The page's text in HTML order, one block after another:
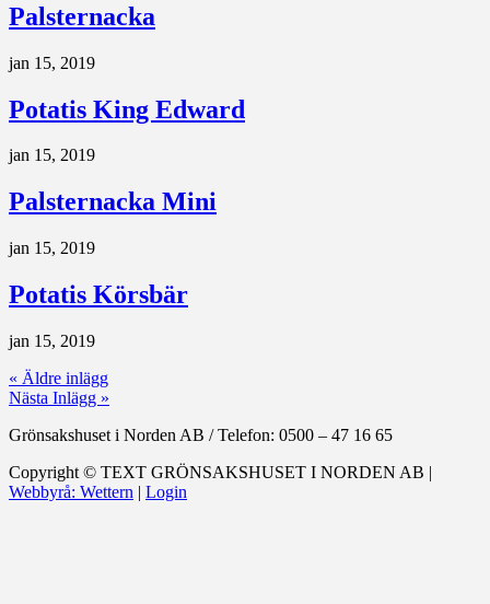
Palsternacka
jan 15, 2019
Potatis King Edward
jan 15, 2019
Palsternacka Mini
jan 15, 2019
Potatis Körsbär
jan 15, 2019
« Äldre inlägg
Nästa Inlägg »
Grönsakshuset i Norden AB /Telefon: 0500 – 47 16 65
Copyright © TEXT GRÖNSAKSHUSET I NORDEN AB |
Webbyrå: Wettern | Login